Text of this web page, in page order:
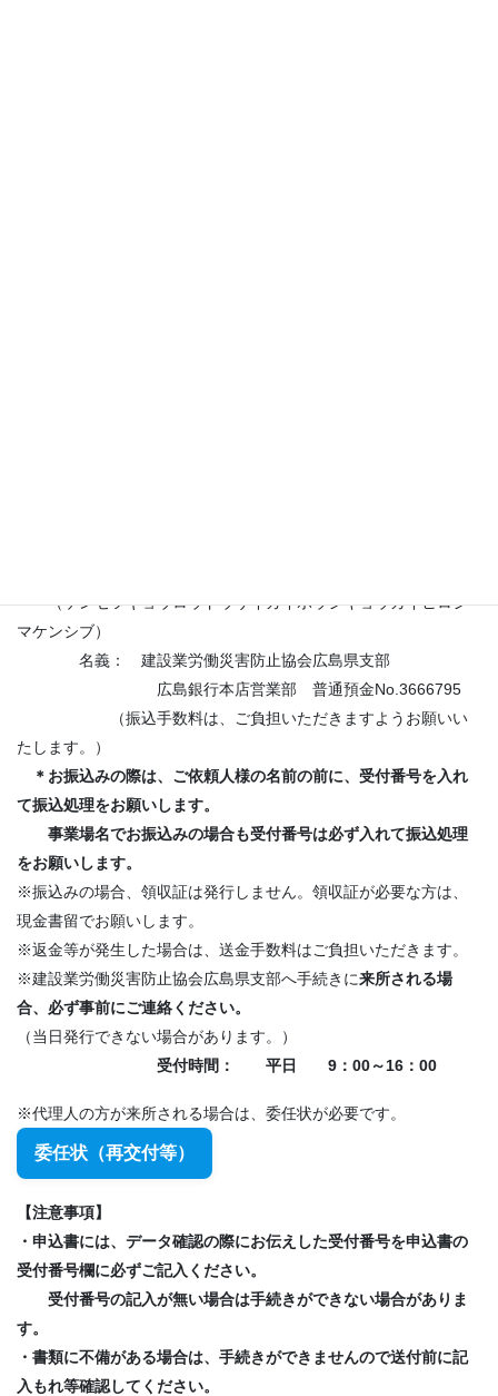
（ケンセツギョウロウドウサイガイボウシキョウカイヒロシ
マケンシブ）
名義： 建設業労働災害防止協会広島県支部
広島銀行本店営業部 普通預金No.3666795
（振込手数料は、ご負担いただきますようお願いい
たします。）
＊お振込みの際は、ご依頼人様の名前の前に、受付番号を入れ
て振込処理をお願いします。
事業場名でお振込みの場合も受付番号は必ず入れて振込処理
をお願いします。
※振込みの場合、領収証は発行しません。領収証が必要な方は、
現金書留でお願いします。
※返金等が発生した場合は、送金手数料はご負担いただきます。
※建設業労働災害防止協会広島県支部へ手続きに来所される場
合、必ず事前にご連絡ください。
（当日発行できない場合があります。）
受付時間： 平日 9：00～16：00
※代理人の方が来所される場合は、委任状が必要です。
委任状（再交付等）
【注意事項】
・申込書には、データ確認の際にお伝えした受付番号を申込書の
受付番号欄に必ずご記入ください。
受付番号の記入が無い場合は手続きができない場合がありま
す。
・書類に不備がある場合は、手続きができませんので送付前に記
入もれ等確認してください。